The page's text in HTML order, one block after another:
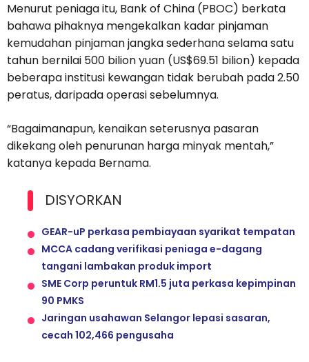
Menurut peniaga itu, Bank of China (PBOC) berkata
bahawa pihaknya mengekalkan kadar pinjaman
kemudahan pinjaman jangka sederhana selama satu
tahun bernilai 500 bilion yuan (US$69.51 bilion) kepada
beberapa institusi kewangan tidak berubah pada 2.50
peratus, daripada operasi sebelumnya.
“Bagaimanapun, kenaikan seterusnya pasaran
dikekang oleh penurunan harga minyak mentah,”
katanya kepada Bernama.
DISYORKAN
GEAR-uP perkasa pembiayaan syarikat tempatan
MCCA cadang verifikasi peniaga e-dagang
tangani lambakan produk import
SME Corp peruntuk RM1.5 juta perkasa kepimpinan
90 PMKS
Jaringan usahawan Selangor lepasi sasaran,
cecah 102,466 pengusaha